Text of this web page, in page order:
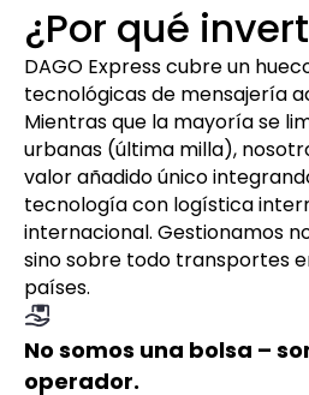
¿Por qué
DAGO Express cubre un
tecnológicas de mensajería
Mientras que la mayoría se
urbanas (última milla),
valor añadido único
tecnología con logística
internacional. Gestionamos
sino sobre todo transportes
países.
No somos una bolsa –
operador.